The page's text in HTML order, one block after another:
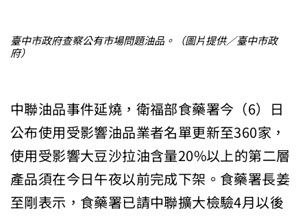
臺中市政府查察公有市場問題油品。（圖片提供／臺中市政
府）
中聯油品事件延燒，衛福部食藥署今（6）日
公布使用受影響油品業者名單更新至360家，
使用受影響大豆沙拉油含量20%以上的第二層
產品須在今日午夜以前完成下架。食藥署長姜
至剛表示，食藥署已請中聯擴大檢驗4月以後